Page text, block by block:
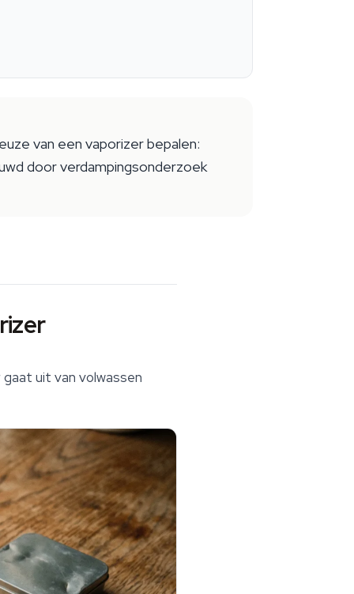
van een vaporizer bepalen:
door verdampingsonderzoek
uit van volwassen